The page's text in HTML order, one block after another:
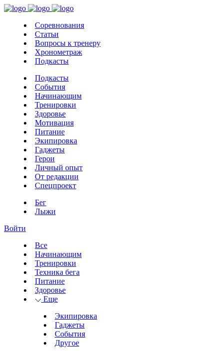
Соревнования
Статьи
Вопросы к тренеру
Хронометраж
Подкасты
Подкасты
События
Начинающим
Тренировки
Здоровье
Мотивация
Питание
Экипировка
Гаджеты
Герои
Личный опыт
От редакции
Спецпроект
Бег
Лыжи
Войти
Все
Начинающим
Тренировки
Техника бега
Питание
Здоровье
Еще
Экипировка
Гаджеты
События
Другое